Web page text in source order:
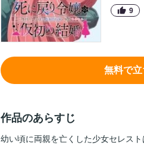
9
無料で
作品のあらすじ
幼い頃に両親を亡くした少女セレス